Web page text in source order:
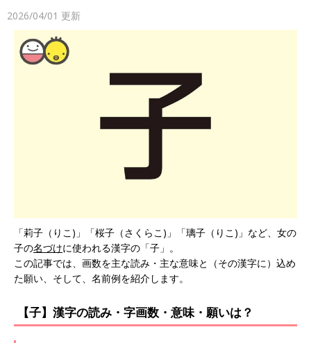
2026/04/01 更新
「莉子（りこ)」「桜子（さくらこ)」「璃子（りこ)」など、女の
子の名づけに使われる漢字の「子」。
この記事では、画数を主な読み・主な意味と（その漢字に）込め
た願い、そして、名前例を紹介します。
【子】漢字の読み・字画数・意味・願いは？